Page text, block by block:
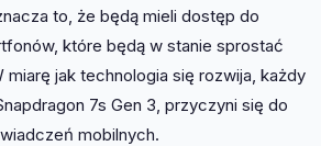
to, że będą mieli dostęp do
które będą w stanie sprostać
miarę jak technologia się rozwija, każdy
7s Gen 3, przyczyni się do
mobilnych.